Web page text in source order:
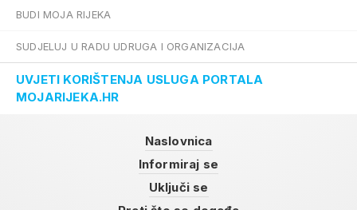
BUDI MOJA RIJEKA
SUDJELUJ U RADU UDRUGA I ORGANIZACIJA
UVJETI KORIŠTENJA USLUGA PORTALA
MOJARIJEKA.HR
Naslovnica
Informiraj se
Uključi se